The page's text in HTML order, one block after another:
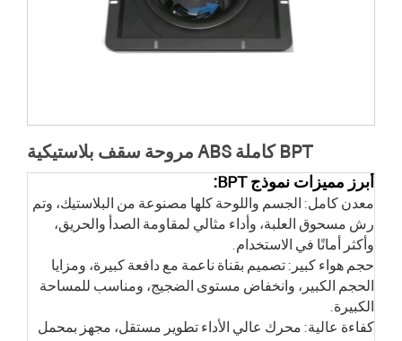
مروحة سقف بلاستيكية ABS كاملة BPT
أبرز مميزات نموذج BPT:
معدن كامل: الجسم واللوحة كلها مصنوعة من البلاستيك، وتم
رش مسحوق العلبة، وأداء مثالي لمقاومة الصدأ والحريق،
وأكثر أمانًا في الاستخدام.
حجم هواء كبير: تصميم بقناة ناعمة مع دافعة كبيرة، ومزايا
الحجم الكبير، وانخفاض مستوى الضجيج، ومناسب للمساحة
الكبيرة.
كفاءة عالية: محرك عالي الأداء تطوير مستقل، مجهز بمحمل